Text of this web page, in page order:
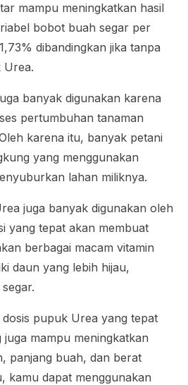
mampu meningkatkan hasil
bobot buah segar per
dibandingkan jika tanpa
Urea.
banyak digunakan karena
pertumbuhan tanaman
karena itu, banyak petani
yang menggunakan
lahan miliknya.
juga banyak digunakan oleh
yang tepat akan membuat
berbagai macam vitamin
daun yang lebih hijau,
pupuk Urea yang tepat
mampu meningkatkan
panjang buah, dan berat
kamu dapat menggunakan